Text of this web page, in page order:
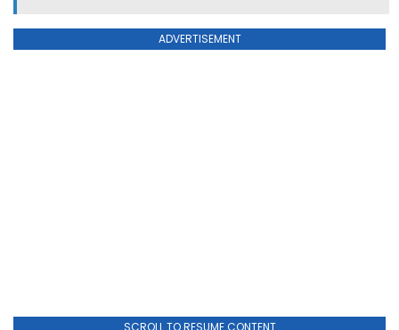
ADVERTISEMENT
SCROLL TO RESUME CONTENT